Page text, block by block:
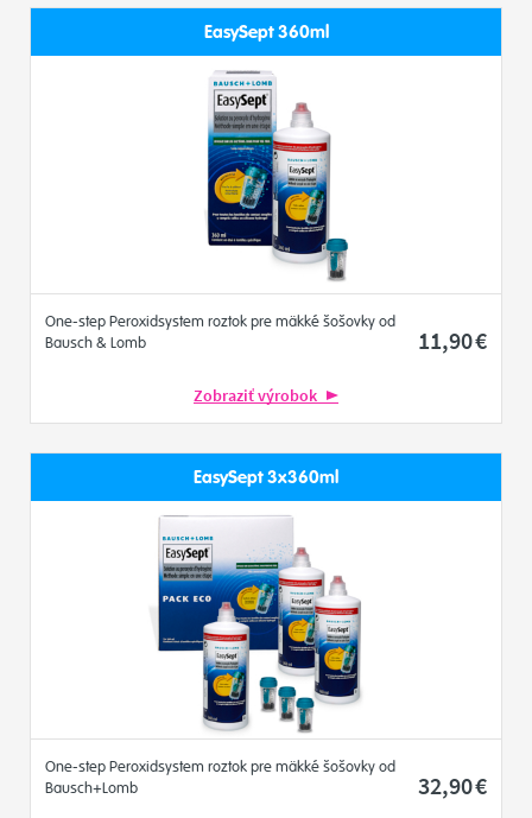
EasySept 360ml
One-step Peroxidsystem roztok pre mäkké šošovky od
Bausch & Lomb
11,90€
Zobraziť výrobok
EasySept 3x360ml
One-step Peroxidsystem roztok pre mäkké šošovky od
Bausch+Lomb
32,90€